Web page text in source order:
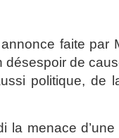
faite par
de
politique, de
la menace